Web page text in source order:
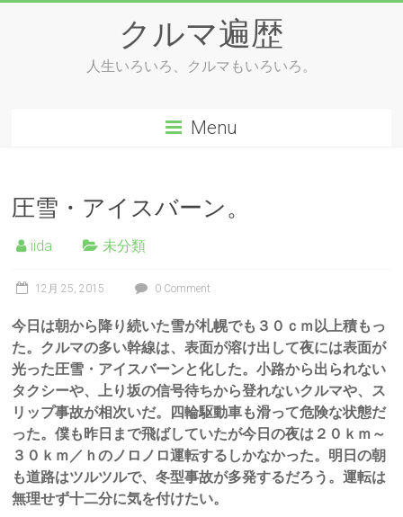
クルマ遍歴
人生いろいろ、クルマもいろいろ。
Menu
圧雪・アイスバーン。
iida 未分類
12月 25, 2015 0 Comment
今日は朝から降り続いた雪が札幌でも３０ｃｍ以上積もっ
た。クルマの多い幹線は、表面が溶け出して夜には表面が
光った圧雪・アイスバーンと化した。小路から出られない
タクシーや、上り坂の信号待ちから登れないクルマや、ス
リップ事故が相次いだ。四輪駆動車も滑って危険な状態だ
った。僕も昨日まで飛ばしていたが今日の夜は２０ｋｍ～
３０ｋｍ／ｈのノロノロ運転するしかなかった。明日の朝
も道路はツルツルで、冬型事故が多発するだろう。運転は
無理せず十二分に気を付けたい。